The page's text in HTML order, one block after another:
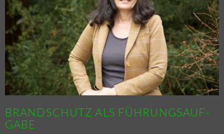
BRAND­SCHUTZ ALS FÜH­RUNGS­AUF­
GA­BE